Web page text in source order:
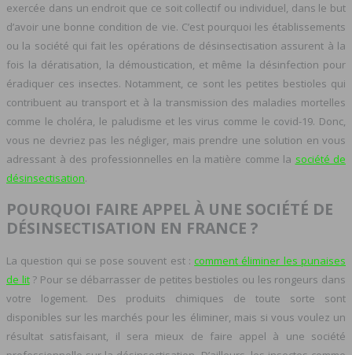
exercée dans un endroit que ce soit collectif ou individuel, dans le but
d’avoir une bonne condition de vie. C’est pourquoi les établissements
ou la société qui fait les opérations de désinsectisation assurent à la
fois la dératisation, la démoustication, et même la désinfection pour
éradiquer ces insectes. Notamment, ce sont les petites bestioles qui
contribuent au transport et à la transmission des maladies mortelles
comme le choléra, le paludisme et les virus comme le covid-19. Donc,
vous ne devriez pas les négliger, mais prendre une solution en vous
adressant à des professionnelles en la matière comme la société de
désinsectisation.
POURQUOI FAIRE APPEL À UNE SOCIÉTÉ DE
DÉSINSECTISATION EN FRANCE ?
La question qui se pose souvent est : comment éliminer les punaises
de lit? Pour se débarrasser de petites bestioles ou les rongeurs dans
votre logement. Des produits chimiques de toute sorte sont
disponibles sur les marchés pour les éliminer, mais si vous voulez un
résultat satisfaisant, il sera mieux de faire appel à une société